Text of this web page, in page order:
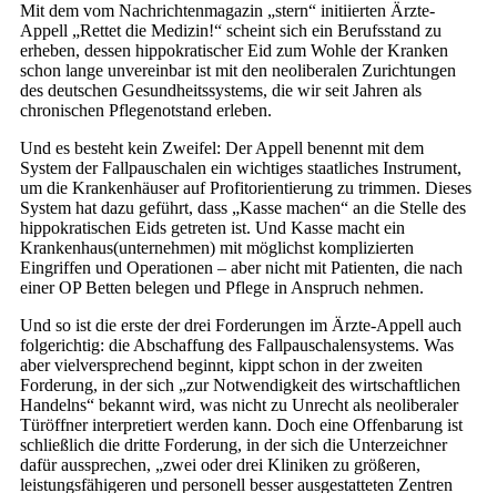
Mit dem vom Nachrichtenmagazin „stern“ initiierten Ärzte-
Appell „Rettet die Medizin!“ scheint sich ein Berufsstand zu
erheben, dessen hippokratischer Eid zum Wohle der Kranken
schon lange unvereinbar ist mit den neoliberalen Zurichtungen
des deutschen Gesundheitssystems, die wir seit Jahren als
chronischen Pflegenotstand erleben.
Und es besteht kein Zweifel: Der Appell benennt mit dem
System der Fallpauschalen ein wichtiges staatliches Instrument,
um die Krankenhäuser auf Profitorientierung zu trimmen. Dieses
System hat dazu geführt, dass „Kasse machen“ an die Stelle des
hippokratischen Eids getreten ist. Und Kasse macht ein
Krankenhaus(unternehmen) mit möglichst komplizierten
Eingriffen und Operationen – aber nicht mit Patienten, die nach
einer OP Betten belegen und Pflege in Anspruch nehmen.
Und so ist die erste der drei Forderungen im Ärzte-Appell auch
folgerichtig: die Abschaffung des Fallpauschalensystems. Was
aber vielversprechend beginnt, kippt schon in der zweiten
Forderung, in der sich „zur Notwendigkeit des wirtschaftlichen
Handelns“ bekannt wird, was nicht zu Unrecht als neoliberaler
Türöffner interpretiert werden kann. Doch eine Offenbarung ist
schließlich die dritte Forderung, in der sich die Unterzeichner
dafür aussprechen, „zwei oder drei Kliniken zu größeren,
leistungsfähigeren und personell besser ausgestatteten Zentren